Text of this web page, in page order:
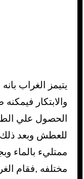
يتيمز الغراب
والابتكار
الحصول علي
للعطش وبعد
ممتليء بالماء
مختلفه ,فقام